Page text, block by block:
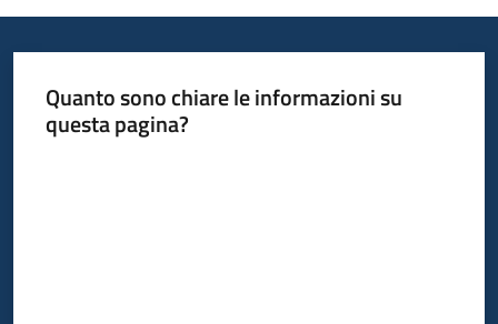
telematiche
Quanto sono chiare le informazioni su
questa pagina?